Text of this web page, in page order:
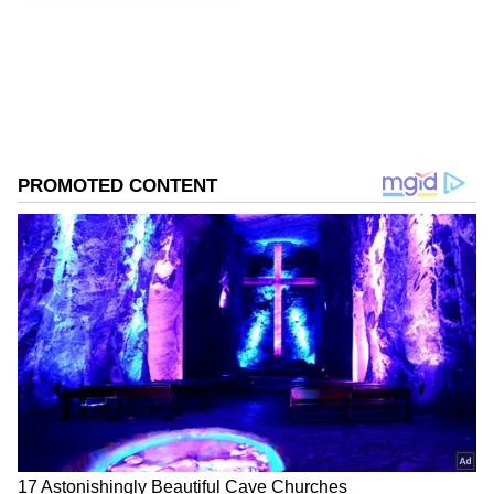
முன்னாள் கிரிக்கெட் வீரர் ரவி சாஸ்திரி
சொன்ன கருத்து ஒன்று சமூக
வலைதளங்களில் வைரலாகி வருகிறது.
அயர்லாந்து பயணத்தின்போதே வைபவ்
சூர்யவன்ஷிக்கு வாய்ப்பு கொடுத்திருக்க
வேண்டும் என்று ரவி சாஸ்திரி
கூறியுள்ளார்.
ஏசியாநெட் தமிழ்-ஐ உங்கள் முதன்மைத்
தேர்வாக்குங்கள்